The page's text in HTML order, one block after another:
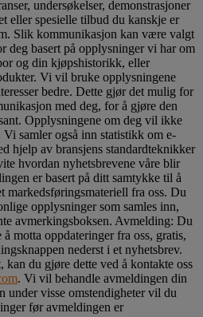
undersøkelser, demonstrasjoner
eller spesielle tilbud du kanskje er
Slik kommunikasjon kan være valgt
deg basert på opplysninger vi har om
og din kjøpshistorikk, eller
Vi vil bruke opplysningene
bedre. Dette gjør det mulig for
med deg, for å gjøre den
Opplysningene om deg vil ikke
samler også inn statistikk om e-
hjelp av bransjens standardteknikker
hvordan nyhetsbrevene våre blir
er basert på ditt samtykke til å
markedsføringsmateriell fra oss. Du
opplysninger som samles inn,
avmerkingsboksen. Avmelding: Du
motta oppdateringer fra oss, gratis,
nederst i et nyhetsbrev.
du gjøre dette ved å kontakte oss
. Vi vil behandle avmeldingen din
under visse omstendigheter vil du
før avmeldingen er